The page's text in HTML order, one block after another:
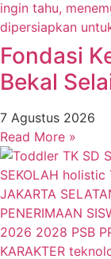
Fondasi
Bekal
7 Agustus 2026
Read More »